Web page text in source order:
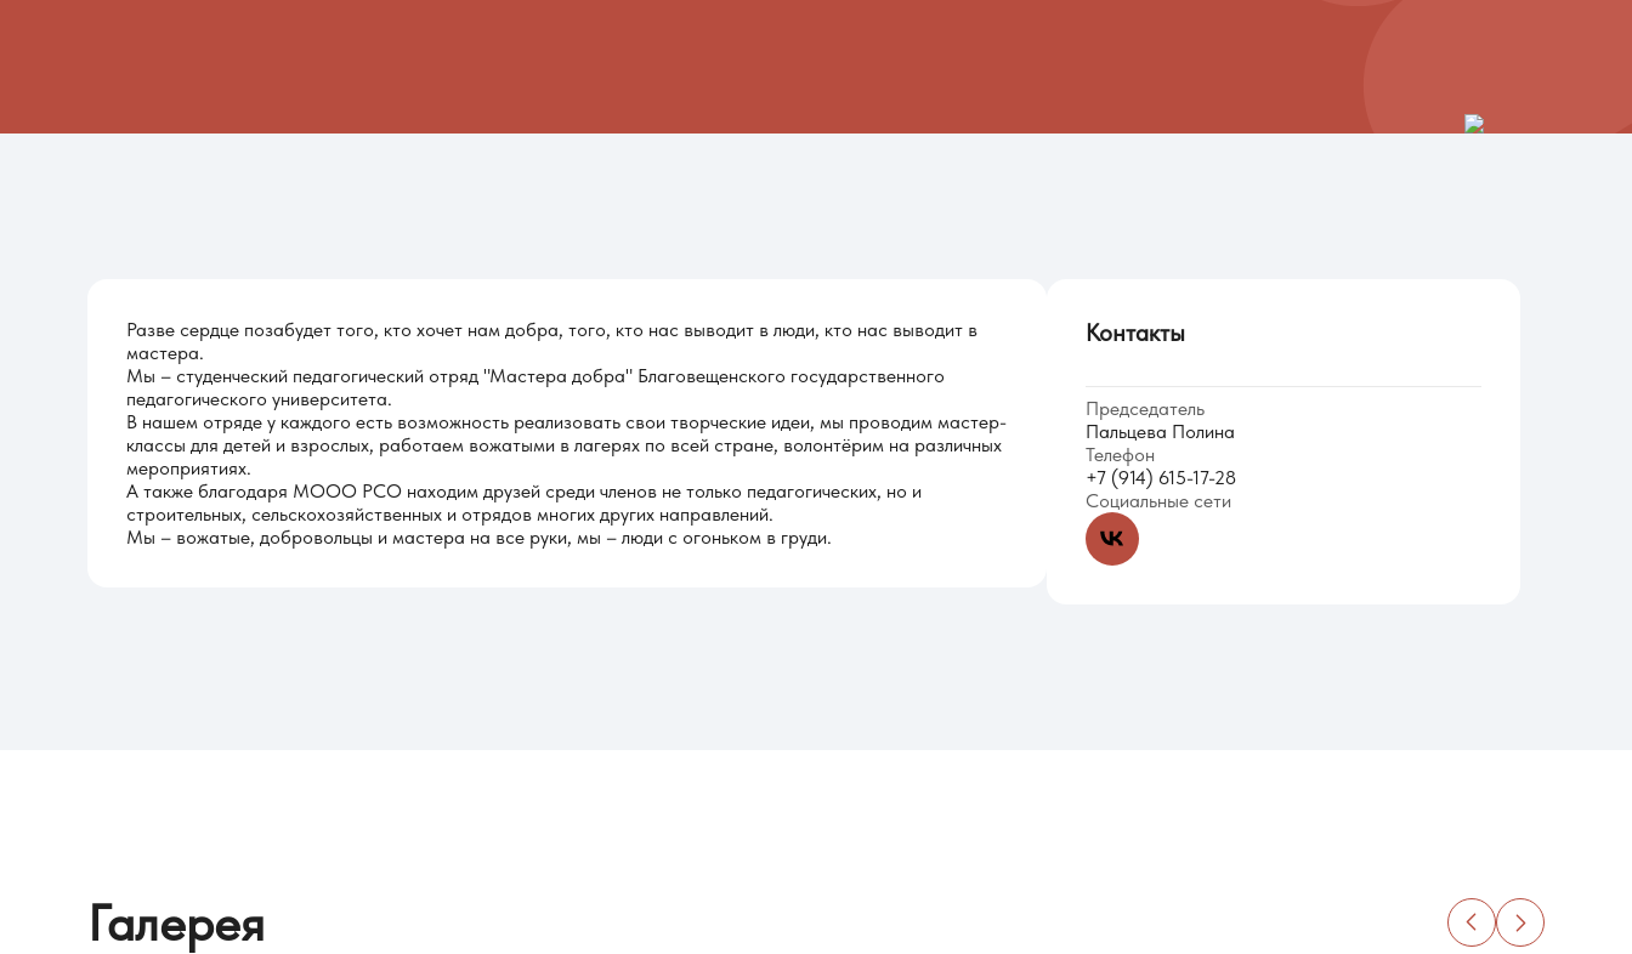
Разве сердце позабудет того, кто хочет нам добра, того, кто нас выводит в люди, кто нас выводит в
мастера.
Мы – студенческий педагогический отряд "Мастера добра" Благовещенского государственного
педагогического университета.
В нашем отряде у каждого есть возможность реализовать свои творческие идеи, мы проводим мастер-
классы для детей и взрослых, работаем вожатыми в лагерях по всей стране, волонтёрим на различных
мероприятиях.
А также благодаря МООО РСО находим друзей среди членов не только педагогических, но и
строительных, сельскохозяйственных и отрядов многих других направлений.
Мы – вожатые, добровольцы и мастера на все руки, мы – люди с огоньком в груди.
Контакты
Председатель
Пальцева Полина
Телефон
+7 (914) 615-17-28
Социальные сети
Галерея